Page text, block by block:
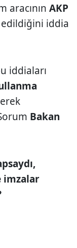
aracının AKP
edildiğini iddia
iddiaları
Bakan
imzalar